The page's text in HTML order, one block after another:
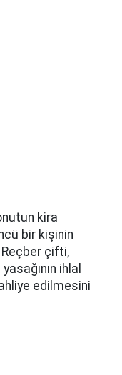
kira
bir kişinin
Reçber çifti,
ihlal
edilmesini